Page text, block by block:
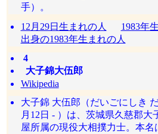
手）。
12月29日生まれの人
1983年
出身の1983年生まれの人
4
大子錦大伍郎
Wikipedia
大子錦 大伍郎（だいごにしき
月12日 - ）は、茨城県久慈郡大
屋所属の現役大相撲力士。本名